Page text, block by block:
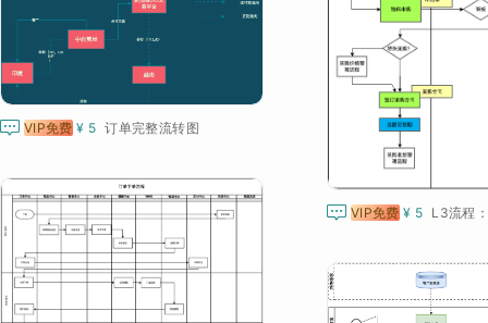
 VIP免费 ¥ 5 L3流程
 VIP免费 ¥ 5 订单完整流转图